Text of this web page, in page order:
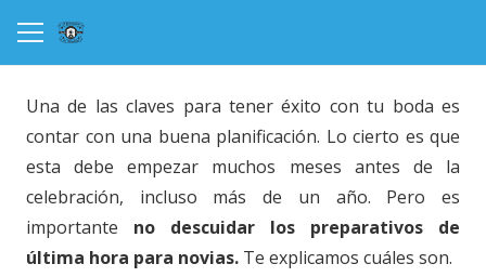
Una de las claves para tener éxito con tu boda es
contar con una buena planificación. Lo cierto es que
esta debe empezar muchos meses antes de la
celebración, incluso más de un año. Pero es
importante no descuidar los preparativos de
última hora para novias. Te explicamos cuáles son.